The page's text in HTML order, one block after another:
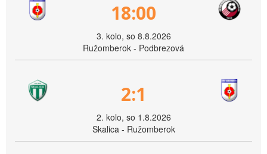
18:00
3. kolo, so 8.8.2026
Ružomberok - Podbrezová
2:1
2. kolo, so 1.8.2026
Skalica - Ružomberok